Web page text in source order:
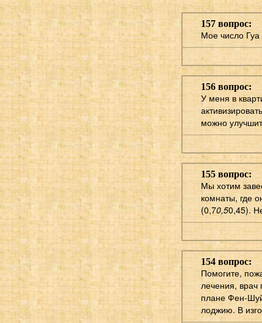
157 вопрос:
Мое число Гуа
156 вопрос:
У меня в
можно
155 вопрос:
Мы хотим
комнаты, где
(0,70,50,45).
154 вопрос:
Помогите,
лечения, врач
плане Фен-
лоджию. В